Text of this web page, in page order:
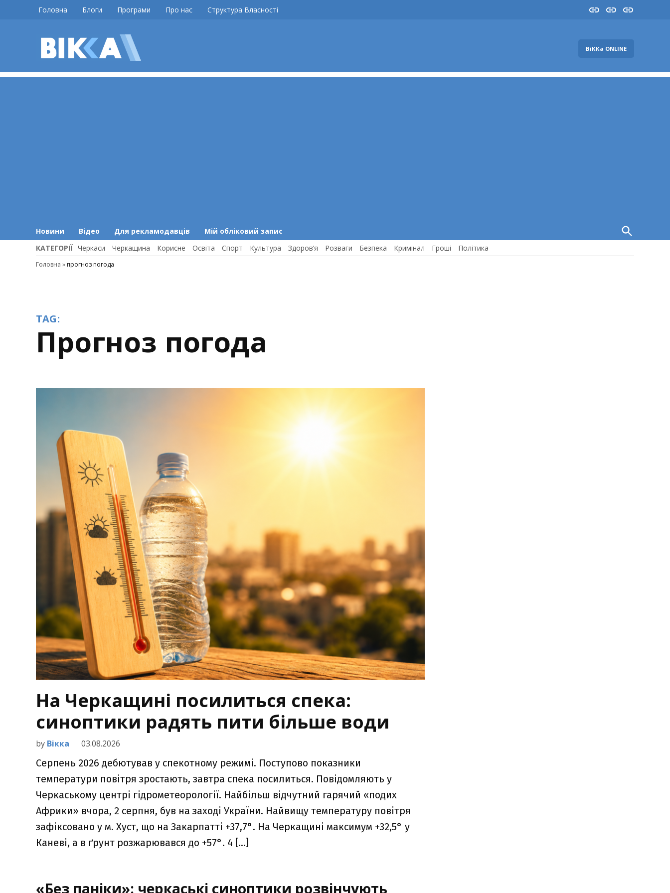
Головна Блоги Програми Про нас Структура Власності InstaYouTube
FB
ВіККа ONLINE
Новини Відео Для рекламодавців Мій обліковий запис
Open
Search
КАТЕГОРІЇ Черкаси Черкащина Корисне Освіта Спорт Культура Здоров’я Розваги Безпека Кримінал Гроші Політика
Головна » прогноз погода
TAG:
прогноз погода
На Черкащині посилиться спека:
синоптики радять пити більше води
by Вікка 03.08.2026
Серпень 2026 дебютував у спекотному режимі. Поступово показники
температури повітря зростають, завтра спека посилиться. Повідомляють у
Черкаському центрі гідрометеорології. Найбільш відчутний гарячий «подих
Африки» вчора, 2 серпня, був на заході України. Найвищу температуру повітря
зафіксовано у м. Хуст, що на Закарпатті +37,7°. На Черкащині максимум +32,5° у
Каневі, а в ґрунт розжарювався до +57°. 4 […]
«Без паніки»: черкаські синоптики розвінчують